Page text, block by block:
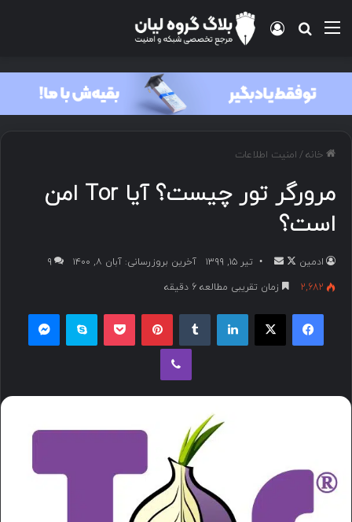
خانه/ امنیت اطلاعات
مرورگر تور چیست؟ آیا Tor امن
است؟
ادمین تیر ۱۵, ۱۳۹۹ آخرین بروزرسانی: آبان ۸, ۱۴۰۰
۹
2,682
زمان تقریبی مطالعه 6 دقیقه